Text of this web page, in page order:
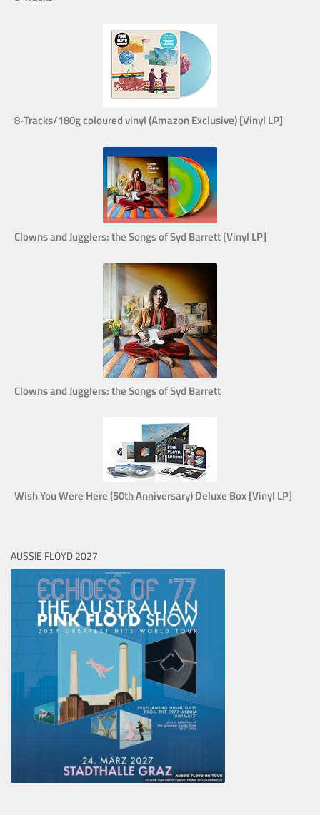
8-Tracks/180g coloured vinyl (Amazon Exclusive) [Vinyl LP]
Clowns and Jugglers: the Songs of Syd Barrett [Vinyl LP]
Clowns and Jugglers: the Songs of Syd Barrett
Wish You Were Here (50th Anniversary) Deluxe Box [Vinyl LP]
AUSSIE FLOYD 2027